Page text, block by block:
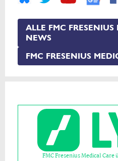
ALLE FMC
NEWS
FMC FRESENIUS
FMC Fresenius Medical